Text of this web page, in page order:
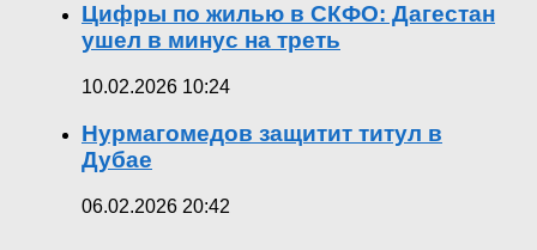
Цифры по жилью в СКФО: Дагестан
ушел в минус на треть
10.02.2026 10:24
Нурмагомедов защитит титул в
Дубае
06.02.2026 20:42